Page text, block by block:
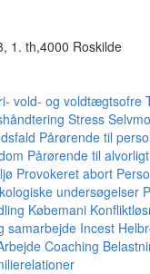
1. th,4000 Roskilde
vold- og voldtægtsofre
Stress
Pårørende til
Pårørende til
Provokeret abort
undersøgelser
Købemani
samarbejde Incest
Coaching